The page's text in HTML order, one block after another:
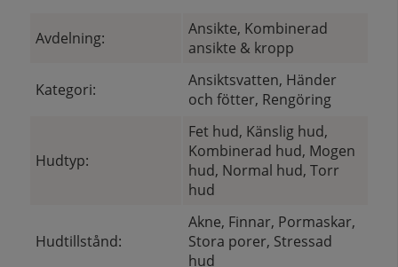
Avdelning:
Ansikte, Kombinerad
ansikte & kropp
Kategori:
Ansiktsvatten, Händer
och fötter, Rengöring
Hudtyp:
Fet hud, Känslig hud,
Kombinerad hud, Mogen
hud, Normal hud, Torr
hud
Hudtillstånd:
Akne, Finnar, Pormaskar,
Stora porer, Stressad
hud